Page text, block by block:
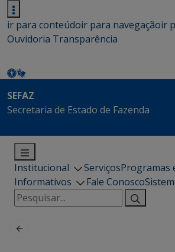
ir para conteúdoir para navegaçãoir
Ouvidoria Transparência
SEFAZ
Secretaria de Estado de Fazenda
Institucional ServiçosProgramas
Informativos
Fale Conosco
Pesquisar
por: